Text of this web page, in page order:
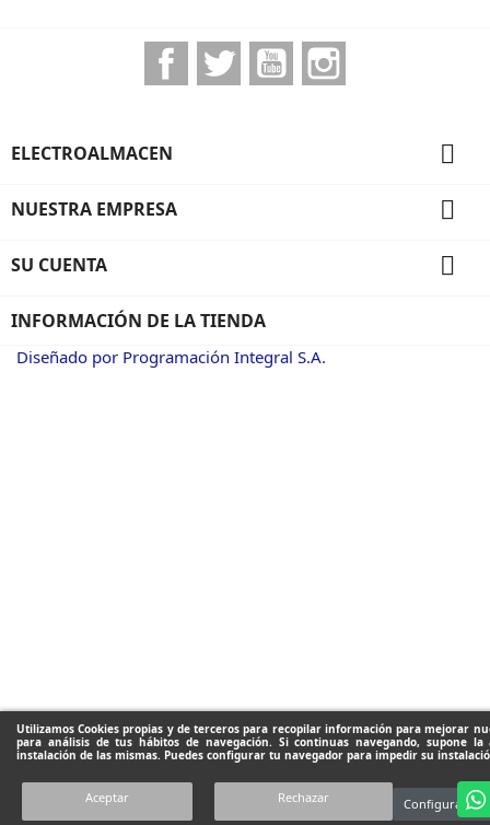
Utilizamos Cookies propias y de terceros para recopilar información para mejorar
para análisis de tus hábitos de navegación. Si continuas navegando, supone la
instalación de las mismas. Puedes configurar tu navegador para impedir su
Aceptar Rechazar Configuración
FacebookTwitter YouTube
ELECTROALMACEN 
NUESTRA EMPRESA 
SU CUENTA 
INFORMACIÓN DE LA TIENDA
Diseñado por Programación Integral S.A.